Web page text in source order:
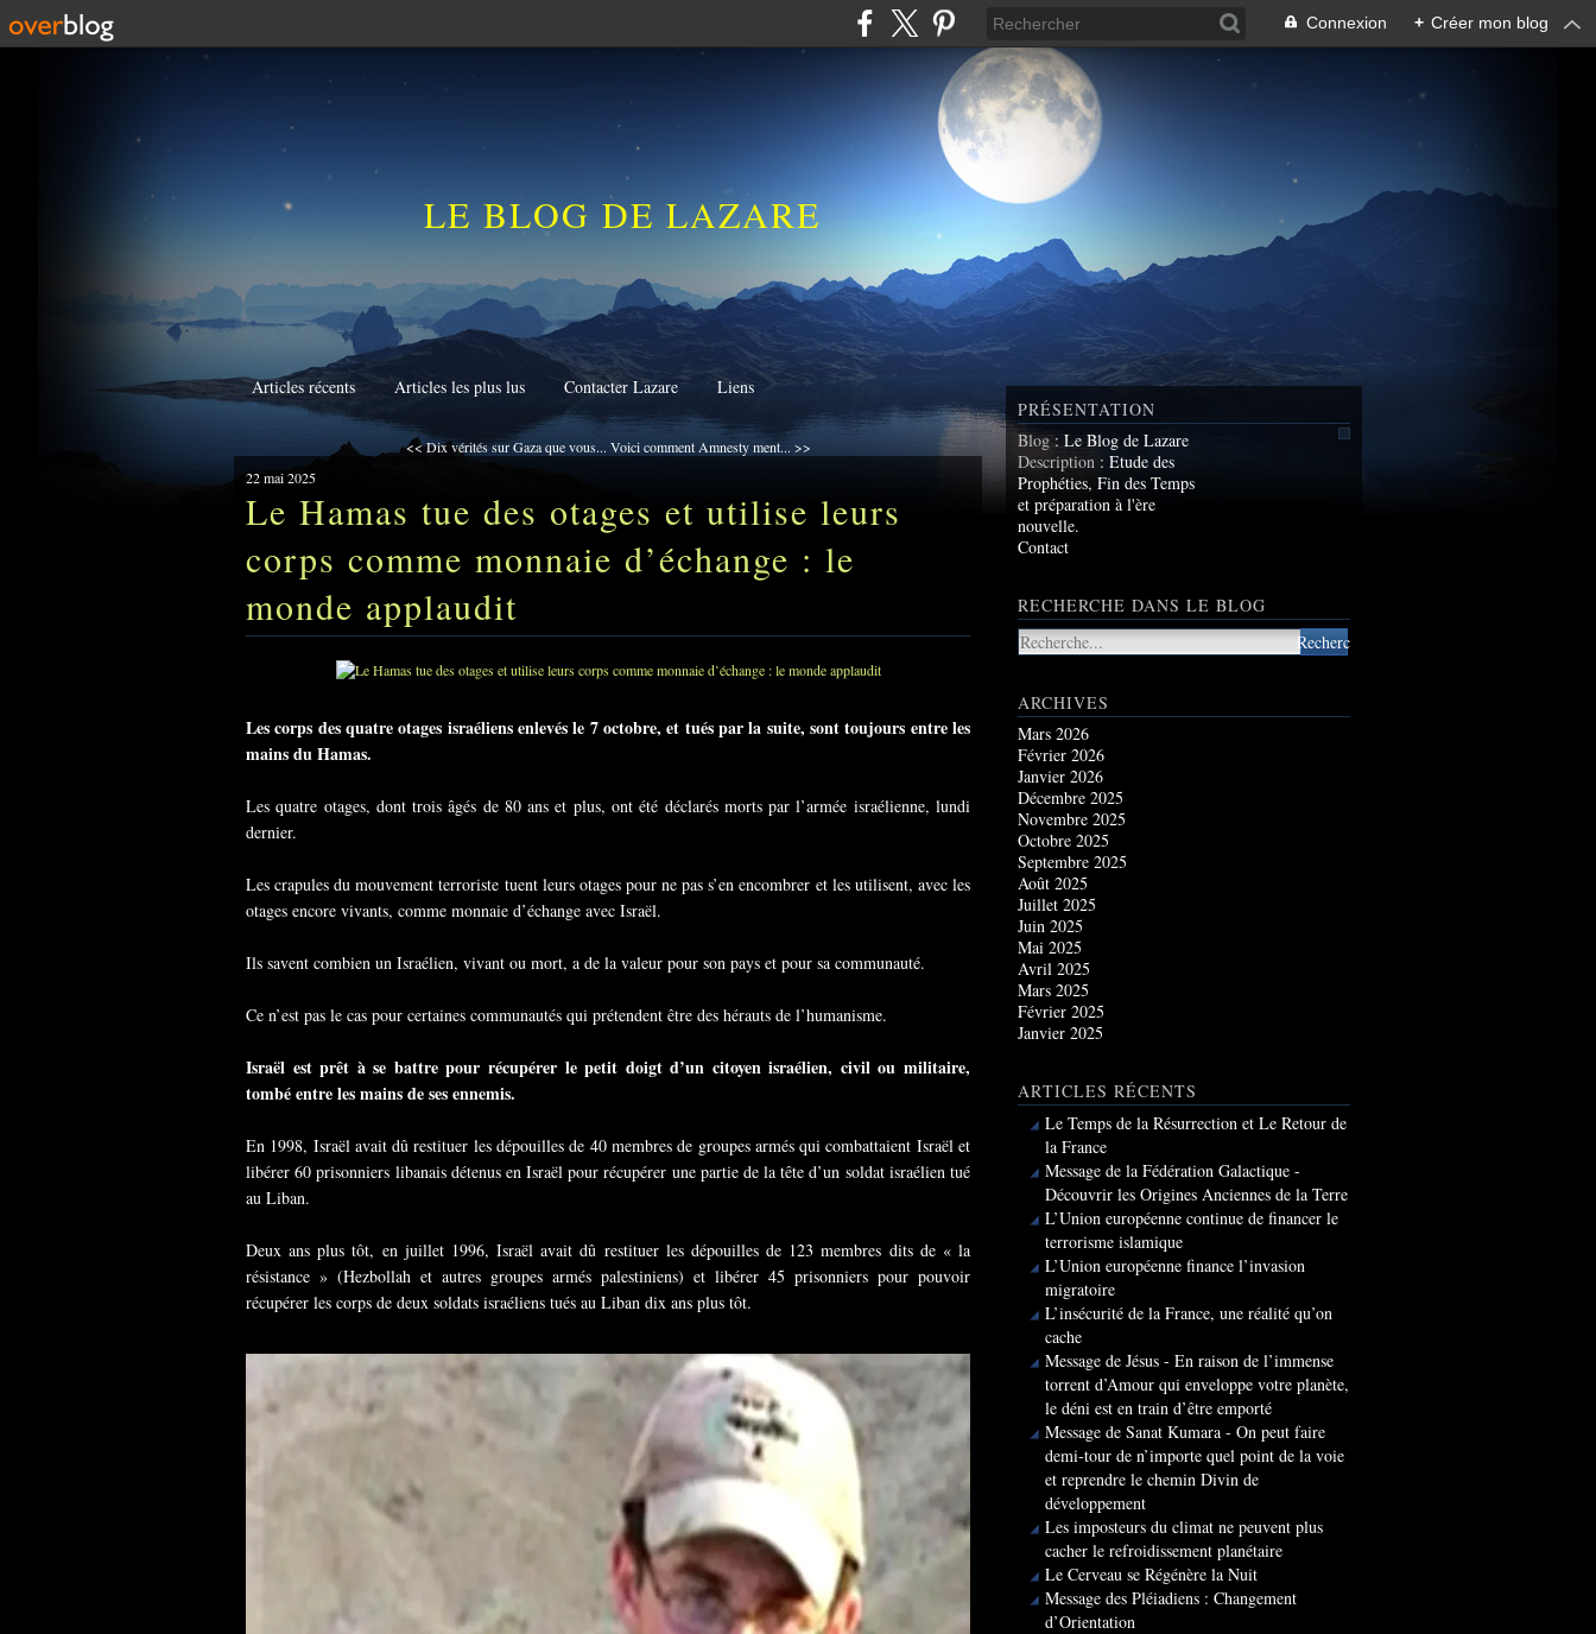
Connexion + Créer mon blog
LE BLOG DE LAZARE
Articles récents Articles les plus lus Contacter Lazare Liens
<< Dix vérités sur Gaza que vous... Voici comment Amnesty ment... >>
22 mai 2025
Le Hamas tue des otages et utilise leurs
corps comme monnaie d’échange : le
monde applaudit
Les corps des quatre otages israéliens enlevés le 7 octobre, et tués par la suite, sont toujours entre les
mains du Hamas.
Les quatre otages, dont trois âgés de 80 ans et plus, ont été déclarés morts par l’armée israélienne, lundi
dernier.
Les crapules du mouvement terroriste tuent leurs otages pour ne pas s’en encombrer et les utilisent, avec les
otages encore vivants, comme monnaie d’échange avec Israël.
Ils savent combien un Israélien, vivant ou mort, a de la valeur pour son pays et pour sa communauté.
Ce n’est pas le cas pour certaines communautés qui prétendent être des hérauts de l’humanisme.
Israël est prêt à se battre pour récupérer le petit doigt d’un citoyen israélien, civil ou militaire,
tombé entre les mains de ses ennemis.
En 1998, Israël avait dû restituer les dépouilles de 40 membres de groupes armés qui combattaient Israël et
libérer 60 prisonniers libanais détenus en Israël pour récupérer une partie de la tête d’un soldat israélien tué
au Liban.
Deux ans plus tôt, en juillet 1996, Israël avait dû restituer les dépouilles de 123 membres dits de « la
résistance » (Hezbollah et autres groupes armés palestiniens) et libérer 45 prisonniers pour pouvoir
récupérer les corps de deux soldats israéliens tués au Liban dix ans plus tôt.
PRÉSENTATION
Blog : Le Blog de Lazare
Description : Etude des
Prophéties, Fin des Temps
et préparation à l'ère
nouvelle.
Contact
RECHERCHE DANS LE BLOG
ARCHIVES
Mars 2026
Février 2026
Janvier 2026
Décembre 2025
Novembre 2025
Octobre 2025
Septembre 2025
Août 2025
Juillet 2025
Juin 2025
Mai 2025
Avril 2025
Mars 2025
Février 2025
Janvier 2025
ARTICLES RÉCENTS
Le Temps de la Résurrection et Le Retour de
la France
Message de la Fédération Galactique -
Découvrir les Origines Anciennes de la Terre
L’Union européenne continue de financer le
terrorisme islamique
L’Union européenne finance l’invasion
migratoire
L’insécurité de la France, une réalité qu’on
cache
Message de Jésus - En raison de l’immense
torrent d’Amour qui enveloppe votre planète,
le déni est en train d’être emporté
Message de Sanat Kumara - On peut faire
demi-tour de n’importe quel point de la voie
et reprendre le chemin Divin de
développement
Les imposteurs du climat ne peuvent plus
cacher le refroidissement planétaire
Le Cerveau se Régénère la Nuit
Message des Pléiadiens : Changement
d’Orientation